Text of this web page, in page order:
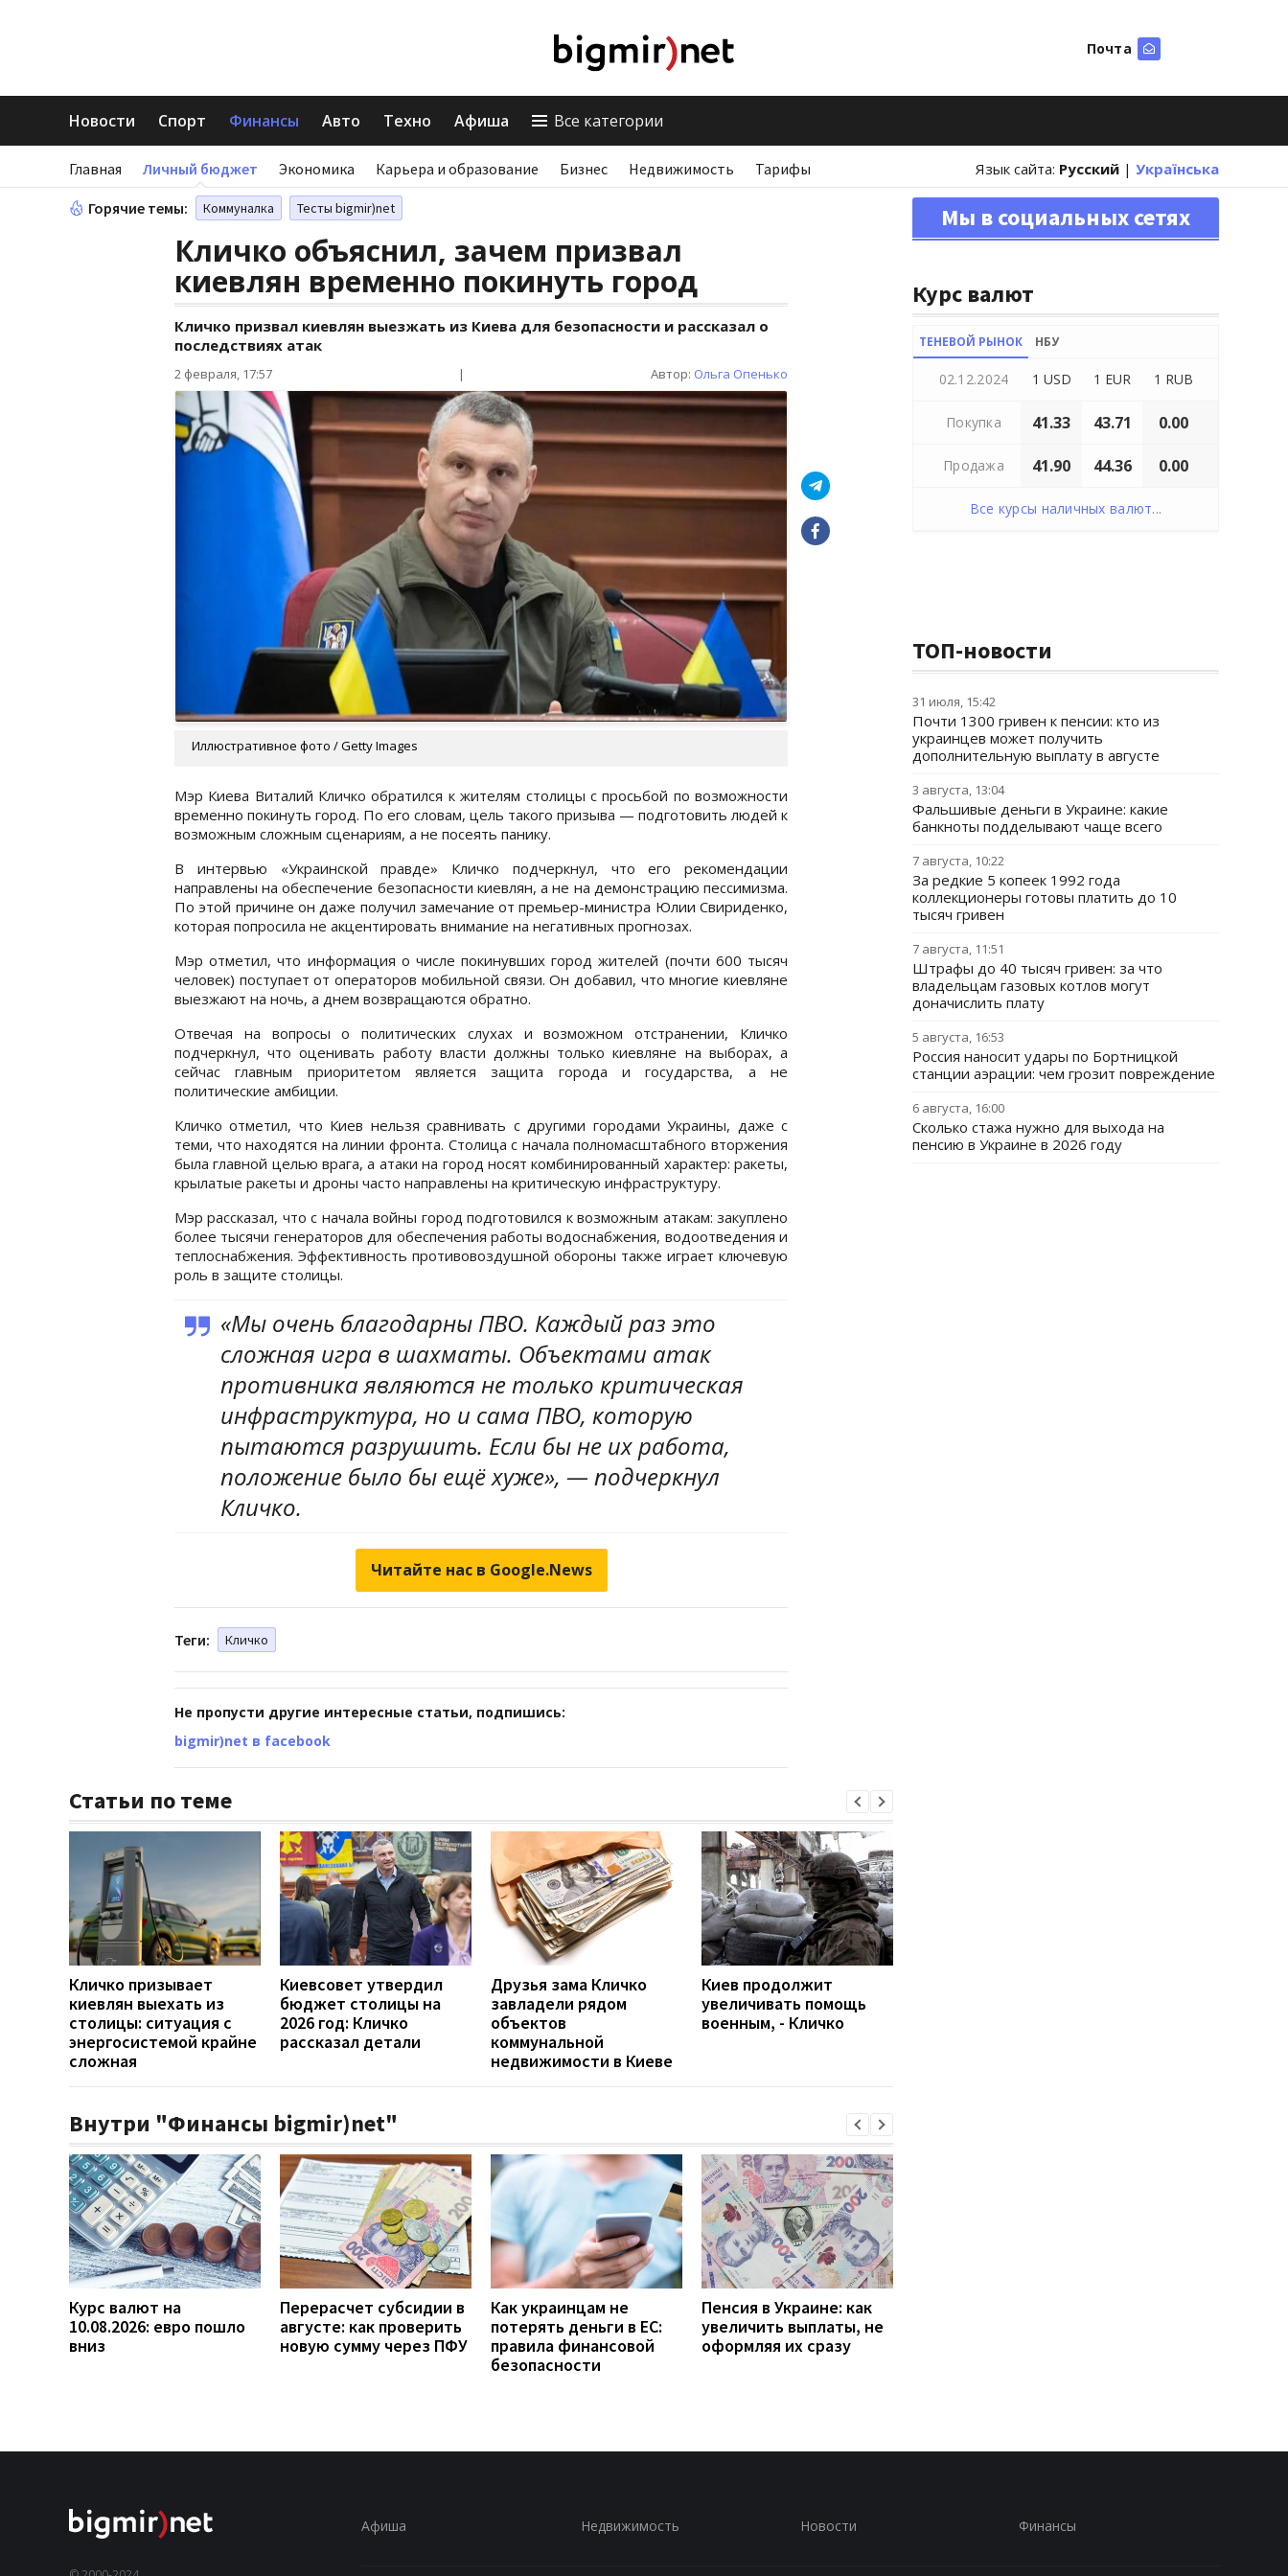
Почта
Новости Спорт Финансы Авто Техно Афиша Все категории
Главная Личный бюджет Экономика Карьера и образование Бизнес Недвижимость Тарифы Язык сайта: Русский | Українська
Горячие темы: Коммуналка Тесты bigmir)net
Кличко объяснил, зачем призвал
киевлян временно покинуть город
Кличко призвал киевлян выезжать из Киева для безопасности и рассказал о
последствиях атак
2 февраля, 17:57 | Автор: Ольга Опенько
Иллюстративное фото / Getty Images
Мэр Киева Виталий Кличко обратился к жителям столицы с просьбой по возможности
временно покинуть город. По его словам, цель такого призыва — подготовить людей к
возможным сложным сценариям, а не посеять панику.
В интервью «Украинской правде» Кличко подчеркнул, что его рекомендации
направлены на обеспечение безопасности киевлян, а не на демонстрацию пессимизма.
По этой причине он даже получил замечание от премьер-министра Юлии Свириденко,
которая попросила не акцентировать внимание на негативных прогнозах.
Мэр отметил, что информация о числе покинувших город жителей (почти 600 тысяч
человек) поступает от операторов мобильной связи. Он добавил, что многие киевляне
выезжают на ночь, а днем возвращаются обратно.
Отвечая на вопросы о политических слухах и возможном отстранении, Кличко
подчеркнул, что оценивать работу власти должны только киевляне на выборах, а
сейчас главным приоритетом является защита города и государства, а не
политические амбиции.
Кличко отметил, что Киев нельзя сравнивать с другими городами Украины, даже с
теми, что находятся на линии фронта. Столица с начала полномасштабного вторжения
была главной целью врага, а атаки на город носят комбинированный характер: ракеты,
крылатые ракеты и дроны часто направлены на критическую инфраструктуру.
Мэр рассказал, что с начала войны город подготовился к возможным атакам: закуплено
более тысячи генераторов для обеспечения работы водоснабжения, водоотведения и
теплоснабжения. Эффективность противовоздушной обороны также играет ключевую
роль в защите столицы.
«Мы очень благодарны ПВО. Каждый раз это
сложная игра в шахматы. Объектами атак
противника являются не только критическая
инфраструктура, но и сама ПВО, которую
пытаются разрушить. Если бы не их работа,
положение было бы ещё хуже», — подчеркнул
Кличко.
Читайте нас в Google.News
Теги: Кличко
Не пропусти другие интересные статьи, подпишись:
bigmir)net в facebook
Статьи по теме
Кличко призывает
киевлян выехать из
столицы: ситуация с
энергосистемой крайне
сложная
Киевсовет утвердил
бюджет столицы на
2026 год: Кличко
рассказал детали
Друзья зама Кличко
завладели рядом
объектов
коммунальной
недвижимости в Киеве
Киев продолжит
увеличивать помощь
военным, - Кличко
Внутри "Финансы bigmir)net"
Курс валют на
10.08.2026: евро пошло
вниз
Перерасчет субсидии в
августе: как проверить
новую сумму через ПФУ
Как украинцам не
потерять деньги в ЕС:
правила финансовой
безопасности
Пенсия в Украине: как
увеличить выплаты, не
оформляя их сразу
Мы в социальных сетях
Курс валют
ТЕНЕВОЙ РЫНОК НБУ
02.12.2024 1 USD 1 EUR 1 RUB
Покупка 41.33 43.71 0.00
Продажа 41.90 44.36 0.00
Все курсы наличных валют...
ТОП-новости
31 июля, 15:42
Почти 1300 гривен к пенсии: кто из
украинцев может получить
дополнительную выплату в августе
3 августа, 13:04
Фальшивые деньги в Украине: какие
банкноты подделывают чаще всего
7 августа, 10:22
За редкие 5 копеек 1992 года
коллекционеры готовы платить до 10
тысяч гривен
7 августа, 11:51
Штрафы до 40 тысяч гривен: за что
владельцам газовых котлов могут
доначислить плату
5 августа, 16:53
Россия наносит удары по Бортницкой
станции аэрации: чем грозит повреждение
6 августа, 16:00
Сколько стажа нужно для выхода на
пенсию в Украине в 2026 году
Афиша Недвижимость Новости Финансы